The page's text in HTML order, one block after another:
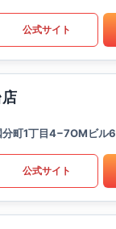
公式サイト
町1丁目4−7OMビル6
公式サイト